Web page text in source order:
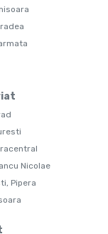
Nicolae
Pipera